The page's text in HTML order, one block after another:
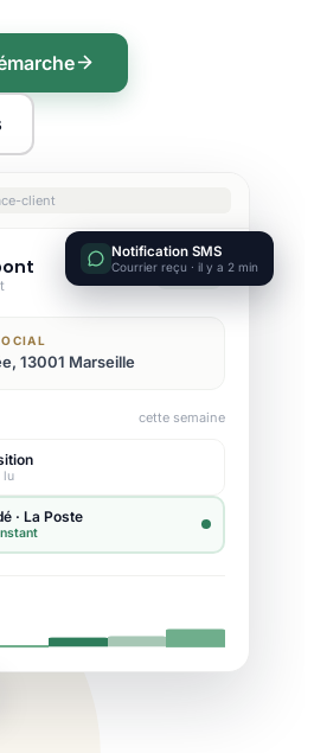
client
Active
13001 Marseille
cette semaine
lu
Notification SMS
Courrier reçu · il y a 2 min